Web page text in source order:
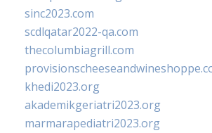
sinc2023.com
scdlqatar2022-qa.com
thecolumbiagrill.com
khedi2023.org
akademikgeriatri2023.org
marmarapediatri2023.org